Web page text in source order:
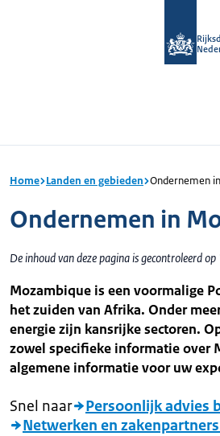
Home Landen en gebieden Ondernemen
Ondernemen in
De inhoud van deze pagina is gecontroleerd
Mozambique is een voormalige
het zuiden van Afrika. Onder
energie zijn kansrijke sectoren.
zowel specifieke informatie over
algemene informatie voor uw
Snel naar
Persoonlijk advies
Netwerken en